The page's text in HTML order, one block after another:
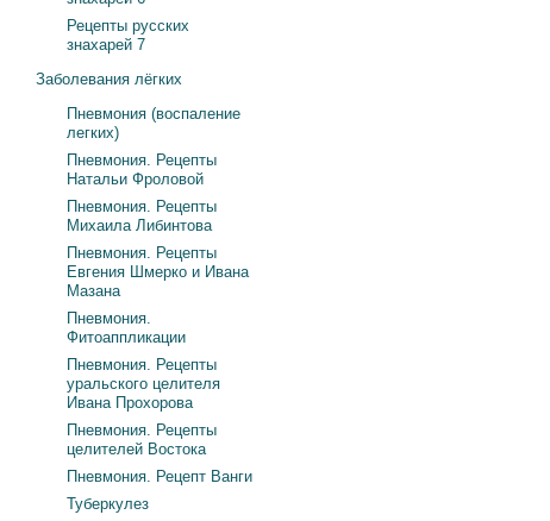
Рецепты русских
знахарей 7
Заболевания лёгких
Пневмония (воспаление
легких)
Пневмония. Рецепты
Натальи Фроловой
Пневмония. Рецепты
Михаила Либинтова
Пневмония. Рецепты
Евгения Шмерко и Ивана
Мазана
Пневмония.
Фитоаппликации
Пневмония. Рецепты
уральского целителя
Ивана Прохорова
Пневмония. Рецепты
целителей Востока
Пневмония. Рецепт Ванги
Туберкулез